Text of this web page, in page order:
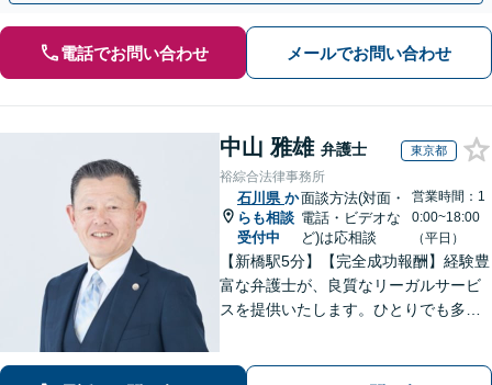
電話でお問い合わせ メールでお問い合わせ
中山 雅雄 弁護士 東京都
裕綜合法律事務所
石川県 か
らも相談
受付中
面談方法(対面・
電話・ビデオな
ど)は応相談
営業時間：1
0:00~18:00
（平日）
【新橋駅5分】【完全成功報酬】経験豊
富な弁護士が、良質なリーガルサービ
スを提供いたします。ひとりでも多く